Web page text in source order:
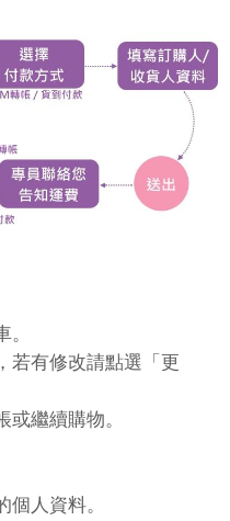
若有修改請點選「更
或繼續購物。
人資料。